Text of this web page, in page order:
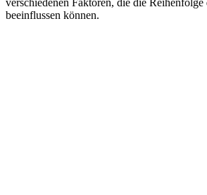
verschiedenen Faktoren, die die Reihenfolge
beeinflussen können.